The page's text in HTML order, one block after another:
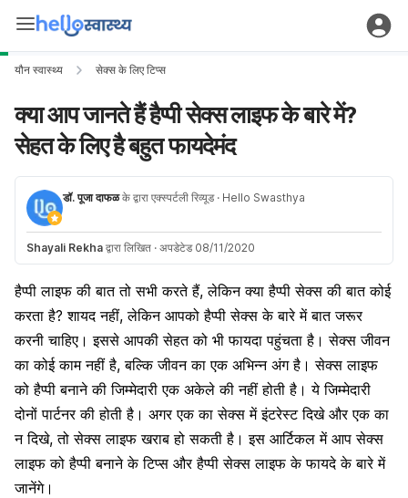
यौन स्वास्थ्य सेक्स के लिए टिप्स
क्या आप जानते हैं हैप्पी सेक्स लाइफ के बारे में?
सेहत के लिए है बहुत फायदेमंद
डॉ. पूजा दाफळके द्वारा एक्स्पर्टली रिव्यूड · Hello Swasthya
Shayali Rekha द्वारा लिखित · अपडेटेड 08/11/2020
हैप्पी लाइफ की बात तो सभी करते हैं, लेकिन क्या हैप्पी सेक्स की बात कोई
करता है? शायद नहीं, लेकिन आपको हैप्पी सेक्स के बारे में बात जरूर
करनी चाहिए। इससे आपकी सेहत को भी फायदा पहुंचता है। सेक्स जीवन
का कोई काम नहीं है, बल्कि जीवन का एक अभिन्न अंग है। सेक्स लाइफ
को हैप्पी बनाने की जिम्मेदारी एक अकेले की नहीं होती है। ये जिम्मेदारी
दोनों पार्टनर की होती है। अगर एक का सेक्स में इंटरेस्ट दिखे और एक का
न दिखे, तो सेक्स लाइफ खराब हो सकती है। इस आर्टिकल में आप सेक्स
लाइफ को हैप्पी बनाने के टिप्स और हैप्पी सेक्स लाइफ के फायदे के बारे में
जानेंगे।